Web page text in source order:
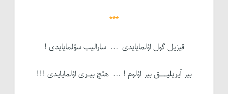
***
قیزیل گول اؤلمایایدی ... سارالیب سؤلمایایدی !
بیر آیریلیـــق بیر اؤلوم ! ... هئچ بیـری اؤلمایایدی !!!